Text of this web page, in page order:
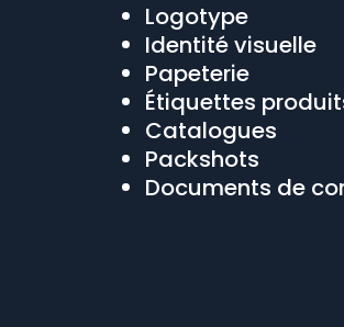
Logotype
Identité visuelle
Papeterie
Étiquettes
Catalogues
Packshots
Documents de